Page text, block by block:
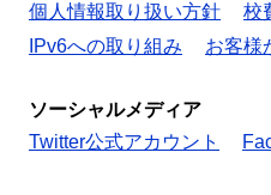
個人情報取り扱い方針
校
IPv6への取り組み
お客様
ソーシャルメディア
Twitter公式アカウント